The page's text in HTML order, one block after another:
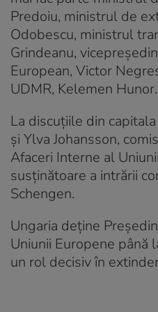
Predoiu, ministrul de
Odobescu, ministrul
Grindeanu,
European, Victor
UDMR, Kelemen Hunor.
La discuțiile din
și Ylva Johansson,
Afaceri Interne al
susținătoare a intrării
Schengen.
Ungaria deține
Uniunii Europene până
un rol decisiv în